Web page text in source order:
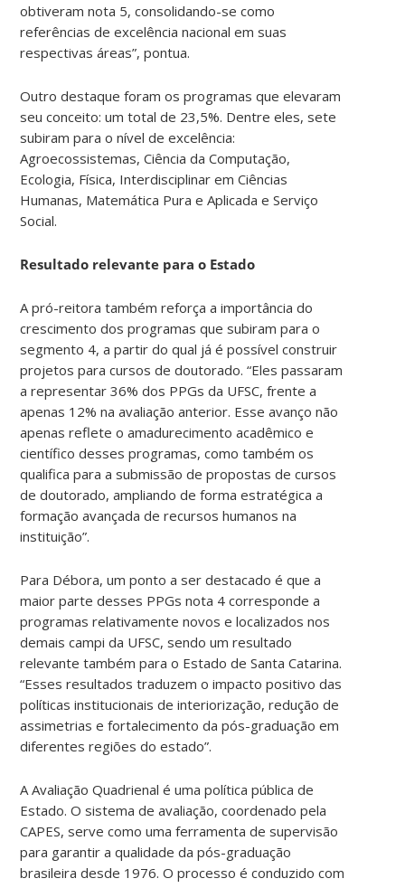
obtiveram nota 5, consolidando-se como
referências de excelência nacional em suas
respectivas áreas”, pontua.
Outro destaque foram os programas que elevaram
seu conceito: um total de 23,5%. Dentre eles, sete
subiram para o nível de excelência:
Agroecossistemas, Ciência da Computação,
Ecologia, Física, Interdisciplinar em Ciências
Humanas, Matemática Pura e Aplicada e Serviço
Social.
Resultado relevante para o Estado
A pró-reitora também reforça a importância do
crescimento dos programas que subiram para o
segmento 4, a partir do qual já é possível construir
projetos para cursos de doutorado. “Eles passaram
a representar 36% dos PPGs da UFSC, frente a
apenas 12% na avaliação anterior. Esse avanço não
apenas reflete o amadurecimento acadêmico e
científico desses programas, como também os
qualifica para a submissão de propostas de cursos
de doutorado, ampliando de forma estratégica a
formação avançada de recursos humanos na
instituição”.
Para Débora, um ponto a ser destacado é que a
maior parte desses PPGs nota 4 corresponde a
programas relativamente novos e localizados nos
demais campi da UFSC, sendo um resultado
relevante também para o Estado de Santa Catarina.
“Esses resultados traduzem o impacto positivo das
políticas institucionais de interiorização, redução de
assimetrias e fortalecimento da pós-graduação em
diferentes regiões do estado”.
A Avaliação Quadrienal é uma política pública de
Estado. O sistema de avaliação, coordenado pela
CAPES, serve como uma ferramenta de supervisão
para garantir a qualidade da pós-graduação
brasileira desde 1976. O processo é conduzido com